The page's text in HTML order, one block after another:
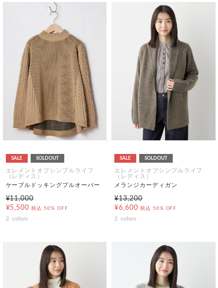
SALE SOLDOUT
エレメントオブシンプルライフ
（レディス）
ケーブルドッキングプルオーバー
¥11,000
¥5,500 税込 50% OFF
2 colors
SALE SOLDOUT
エレメントオブシンプルライフ
（レディス）
メランジカーディガン
¥13,200
¥6,600 税込 50% OFF
2 colors